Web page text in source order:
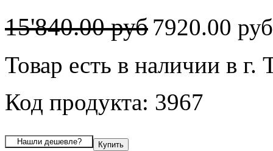
15'840.00 руб 7920.00
Товар есть в наличии в г.
Код продукта: 3967